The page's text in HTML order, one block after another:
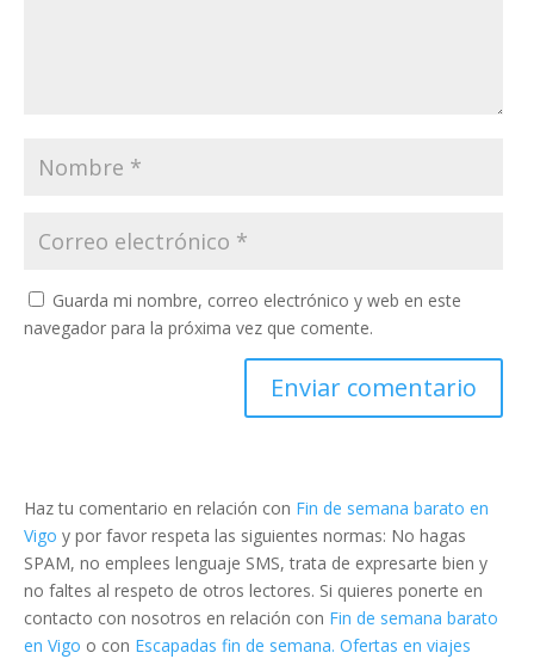
Guarda mi nombre, correo electrónico y web en este
navegador para la próxima vez que comente.
Haz tu comentario en relación con Fin de semana barato en
Vigo y por favor respeta las siguientes normas: No hagas
SPAM, no emplees lenguaje SMS, trata de expresarte bien y
no faltes al respeto de otros lectores. Si quieres ponerte en
contacto con nosotros en relación con Fin de semana barato
en Vigo o con Escapadas fin de semana. Ofertas en viajes